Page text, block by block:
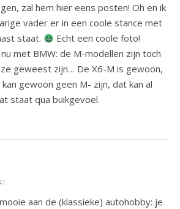
zal hem hier eens posten! Oh en ik
vader er in een coole stance met
staat.
Echt een coole foto!
met BMW: de M-modellen zijn toch
geweest zijn… De X6-M is gewoon,
gewoon geen M- zijn, dat kan al
staat qua buikgevoel.
aan de (klassieke) autohobby: je